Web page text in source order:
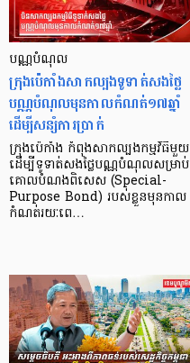
បណ្ណបំណុល
ក្រុងប៉េកាំងសាកល្បងទូទាត់សងថ្លៃ
បណ្ណបំណុលមុនកាលកំណត់១៧ឆ្នាំ
ដើម្បីសន្សំការប្រាក់
ក្រុងប៉េកាំង កំពុងសាកល្បងកម្មវិធីមួយ
ដើម្បីទូទាត់សងថ្លៃបណ្ណបំណុលសម្រាប់
គោលបំណងពិសេស (Special-
Purpose Bond) របស់ខ្លួនមុនកាល
កំណត់រយៈពេ…